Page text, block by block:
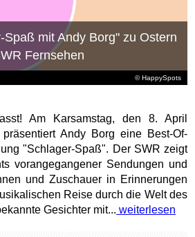
© HappySpots
Spaß mit Andy Borg" zu Ostern
Fernsehen
Am Karsamstag, den 8. April
Andy Borg eine Best-Of-
"Schlager-Spaß". Der SWR zeigt
vorangegangener Sendungen und
und Zuschauer in Erinnerungen
Reise durch die Welt des
Gesichter mit... weiterlesen